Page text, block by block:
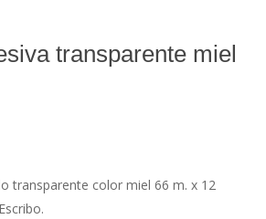
transparente miel
transparente color miel 66 m. x 12